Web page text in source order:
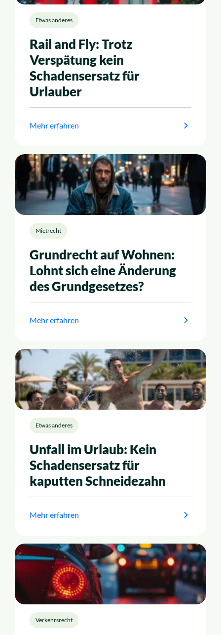
Etwas anderes
Rail and Fly: Trotz
Verspätung kein
Schadensersatz für
Urlauber
Mehr erfahren
Mietrecht
Grundrecht auf Wohnen:
Lohnt sich eine Änderung
des Grundgesetzes?
Mehr erfahren
Etwas anderes
Unfall im Urlaub: Kein
Schadensersatz für
kaputten Schneidezahn
Mehr erfahren
Verkehrsrecht